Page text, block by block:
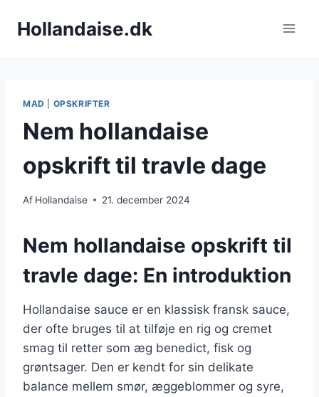
Hollandaise.dk
MAD OPSKRIFTER
Nem hollandaise
opskrift til travle dage
Af Hollandaise 21. december 2024
Nem hollandaise opskrift til
travle dage: En introduktion
Hollandaise sauce er en klassisk fransk sauce,
der ofte bruges til at tilføje en rig og cremet
smag til retter som æg benedict, fisk og
grøntsager. Den er kendt for sin delikate
balance mellem smør, æggeblommer og syre,